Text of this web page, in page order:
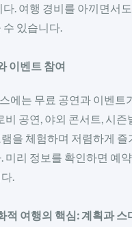
다. 여행 경비를 아끼면서
있습니다.
이벤트 참여
에는 무료 공연과 이벤트
비 공연, 야외 콘서트, 시
을 체험하며 저렴하게 즐
미리 정보를 확인하면 예
.
적 여행의 핵심: 계획과 스